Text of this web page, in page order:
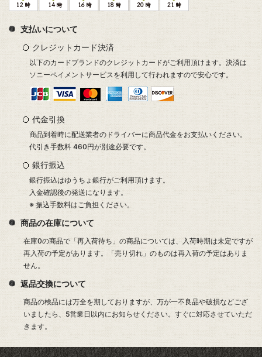
支払いについて
クレジットカード決済
以下のカードブランドのクレジットカードがご利用頂けます。決済は
ソニーペイメントサービスを利用して行われますので安心です。
代金引換
商品到着時に配送業者のドライバーに商品代金をお支払いください。
代引き手数料 460円が別途必要です。
銀行振込
銀行振込はゆうちょ銀行がご利用頂けます。
入金確認後の発送になります。
※ 振込手数料はご負担ください。
商品の在庫について
在庫0の商品で「再入荷待ち」の商品については、入荷時期は未定ですが
再入荷の予定があります。「売り切れ」のものは再入荷の予定はありま
せん。
返品交換について
商品の検品には万全を期しておりますが、万が一不良品や破損などござ
いましたら、5営業日以内にお知らせください。すぐに対応させていただ
きます。